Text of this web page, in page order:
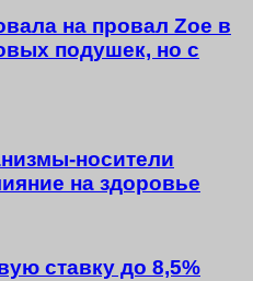
на провал Zoe в
подушек, но с
носители
на здоровье
ставку до 8,5%